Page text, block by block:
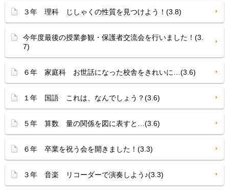
３年 理科 じしゃくの性質を見つけよう！(3.8)
今年度最後の授業参観・保護者交流会を行いました！(3.
7)
６年 家庭科 お世話になった校舎をきれいに…(3.6)
１年 国語 これは、なんでしょう？(3.6)
５年 算数 量の関係を図に表すと…(3.6)
６年 卒業を祝う会を開きました！(3.3)
３年 音楽 リコーダーで演奏しよう♪(3.3)